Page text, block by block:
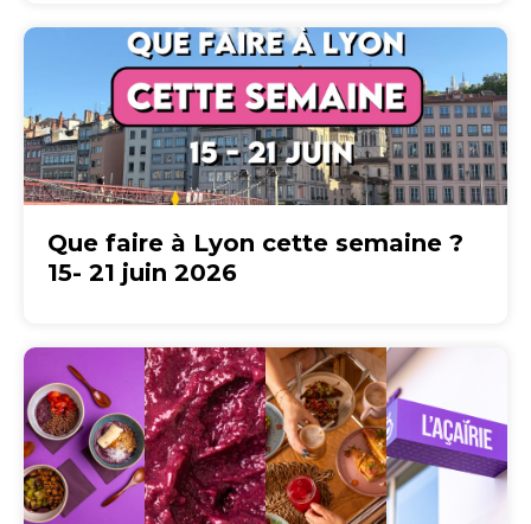
Que faire à Lyon cette semaine ?
15- 21 juin 2026